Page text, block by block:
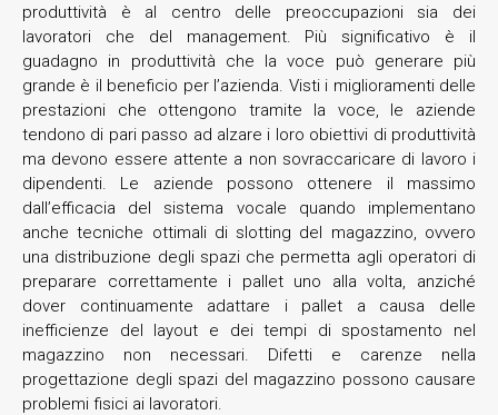
produttività è al centro delle preoccupazioni sia dei
lavoratori che del management. Più significativo è il
guadagno in produttività che la voce può generare più
grande è il beneficio per l’azienda. Visti i miglioramenti delle
prestazioni che ottengono tramite la voce, le aziende
tendono di pari passo ad alzare i loro obiettivi di produttività
ma devono essere attente a non sovraccaricare di lavoro i
dipendenti. Le aziende possono ottenere il massimo
dall’efficacia del sistema vocale quando implementano
anche tecniche ottimali di slotting del magazzino, ovvero
una distribuzione degli spazi che permetta agli operatori di
preparare correttamente i pallet uno alla volta, anziché
dover continuamente adattare i pallet a causa delle
inefficienze del layout e dei tempi di spostamento nel
magazzino non necessari. Difetti e carenze nella
progettazione degli spazi del magazzino possono causare
problemi fisici ai lavoratori.